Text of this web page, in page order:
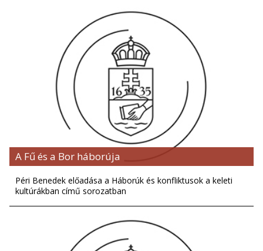
A Fű és a Bor háborúja
Péri Benedek előadása a Háborúk és konfliktusok a keleti
kultúrákban című sorozatban